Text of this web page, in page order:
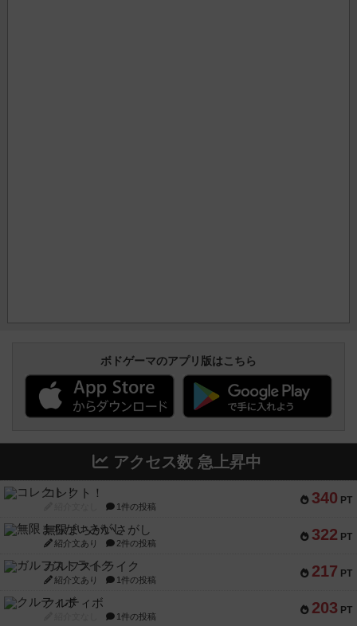
ボドゲーマのアプリ版はこちら
アクセス数 急上昇中
340 PT
コレクト！
1件の投稿
322 PT
無限まちがいさがし
紹介文あり 2件の投稿
217 PT
ガルフストライク
紹介文あり 1件の投稿
203 PT
クルティボ
1件の投稿